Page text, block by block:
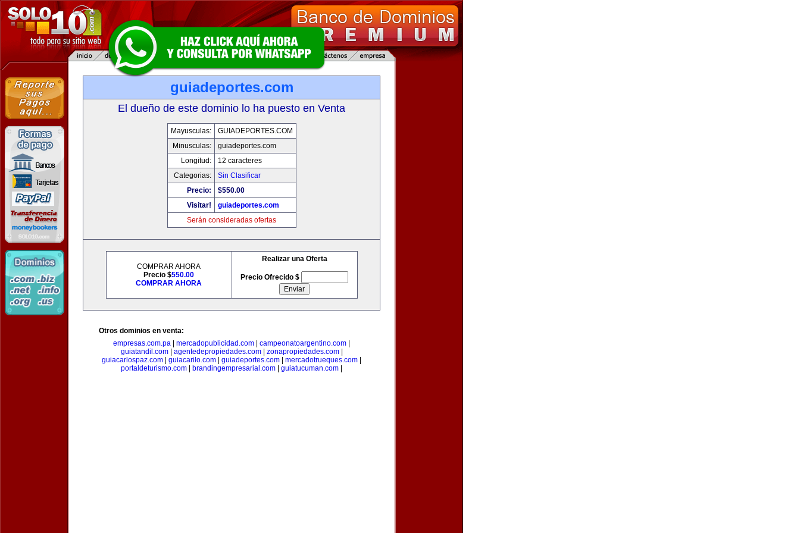
guiadeportes.com
El dueño de este dominio lo ha puesto en Venta
Mayusculas:
GUIADEPORTES.COM
Minusculas:
guiadeportes.com
Longitud:
12 caracteres
Categorias:
Sin Clasificar
Precio:
$550.00
Visitar!
guiadeportes.com
Serán consideradas ofertas
COMPRAR AHORA
Precio $550.00
COMPRAR AHORA
Realizar una Oferta
Precio Ofrecido $
Otros dominios en venta:
empresas.com.pa
mercadopublicidad.com campeonatoargentino.com
guiatandil.com| agentedepropiedades.com| zonapropiedades.com|
guiacarlospaz.com
guiacarilo.com guiadeportes.com mercadotrueques.com
portaldeturismo.com
brandingempresarial.com guiatucuman.com